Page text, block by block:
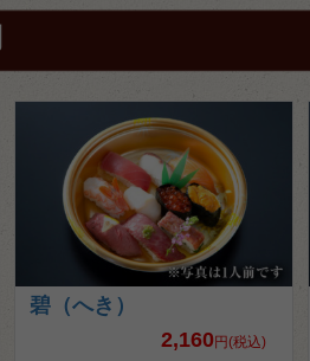
碧（へき）
2,160円(税込)